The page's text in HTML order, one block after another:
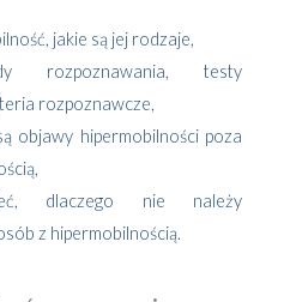
jakie są jej rodzaje,
rozpoznawania, testy
rozpoznawcze,
objawy hipermobilności poza
dlaczego nie należy
z hipermobilnością.